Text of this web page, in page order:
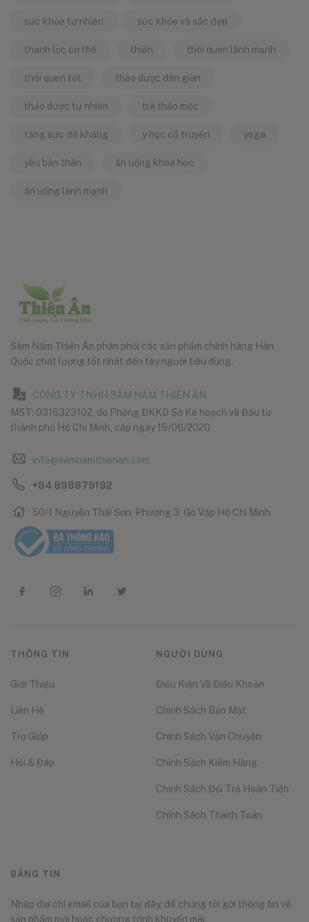
sức khỏe tự nhiên sức khỏe và sắc đẹp
thanh lọc cơ thể thiền thói quen lành mạnh
thói quen tốt thảo dược dân gian
thảo dược tự nhiên trà thảo mộc
tăng sức đề kháng y học cổ truyền yoga
yêu bản thân ăn uống khoa học
ăn uống lành mạnh
Sâm Nấm Thiên Ân phân phối các sản phẩm chính hãng Hàn
Quốc chất lượng tốt nhất đến tay người tiêu dùng.
CÔNG TY TNHH SÂM NẤM THIÊN ÂN
MST: 0316323102, do Phòng ĐKKD Sở Kế hoạch và Đầu tư
thành phố Hồ Chí Minh, cấp ngày 15/06/2020
info@samnamthienan.com
+84 898879192
50/1 Nguyễn Thái Sơn, Phường 3, Gò Vấp Hồ Chí Minh
THÔNG TIN
Giới Thiệu
Liên Hệ
Trợ Giúp
Hỏi & Đáp
NGƯỜI DÙNG
Điều Kiện Và Điều Khoản
Chính Sách Bảo Mật
Chính Sách Vận Chuyển
Chính Sách Kiểm Hàng
Chính Sách Đổi Trả Hoàn Tiền
Chính Sách Thanh Toán
BẢNG TIN
Nhập địa chỉ email của bạn tại đây, để chúng tôi gởi thông tin về
sản phẩm mới hoặc chương trình khuyến mãi.